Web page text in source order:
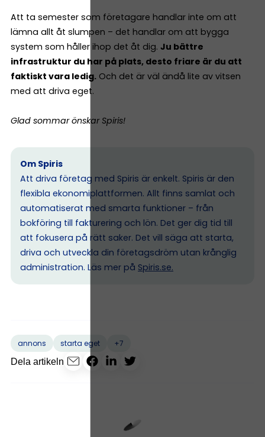
Att ta semester som företagare handlar inte om att
lämna allt åt slumpen – det handlar om att bygga
system som håller ihop det åt dig. Ju bättre
infrastruktur du har på plats, desto friare är du att
faktiskt vara ledig. Och det är väl ändå lite av vitsen
med att driva eget.
Glad sommar önskar Spiris!
Om Spiris
Att driva företag med Spiris är enkelt. Spiris är den
flexibla ekonomiplattformen. Allt finns samlat och
automatiserat med smarta funktioner – från
bokföring till fakturering och lön. Det ger dig tid till
att fokusera på rätt saker. Det vill säga att starta,
driva och utveckla din företagsdröm utan krånglig
administration. Läs mer på Spiris.se.
annons starta eget
+7
Dela artikeln